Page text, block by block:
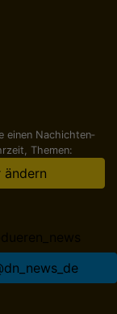
einen Nachichten­
Themen: